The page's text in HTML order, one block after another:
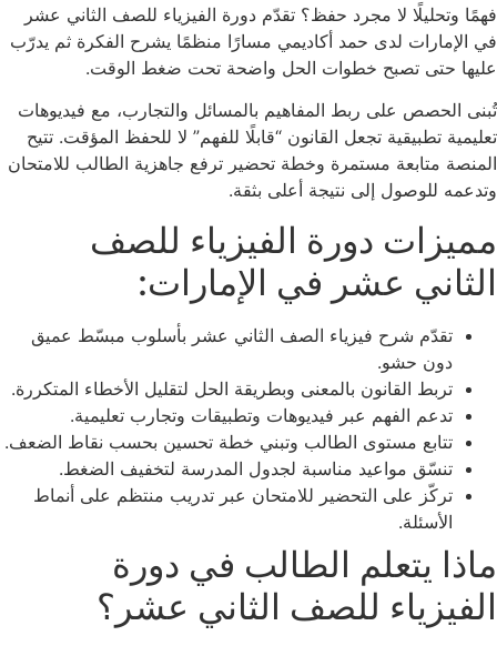
فهمًا وتحليلًا لا مجرد حفظ؟ تقدّم دورة الفيزياء للصف الثاني عشر
في الإمارات لدى حمد أكاديمي مسارًا منظمًا يشرح الفكرة ثم يدرّب
عليها حتى تصبح خطوات الحل واضحة تحت ضغط الوقت.
تُبنى الحصص على ربط المفاهيم بالمسائل والتجارب، مع فيديوهات
تعليمية تطبيقية تجعل القانون “قابلًا للفهم” لا للحفظ المؤقت. تتيح
المنصة متابعة مستمرة وخطة تحضير ترفع جاهزية الطالب للامتحان
وتدعمه للوصول إلى نتيجة أعلى بثقة.
مميزات دورة الفيزياء للصف
الثاني عشر في الإمارات:
تقدّم شرح فيزياء الصف الثاني عشر بأسلوب مبسّط عميق
دون حشو.
تربط القانون بالمعنى وبطريقة الحل لتقليل الأخطاء المتكررة.
تدعم الفهم عبر فيديوهات وتطبيقات وتجارب تعليمية.
تتابع مستوى الطالب وتبني خطة تحسين بحسب نقاط الضعف.
تنسّق مواعيد مناسبة لجدول المدرسة لتخفيف الضغط.
تركّز على التحضير للامتحان عبر تدريب منتظم على أنماط
الأسئلة.
ماذا يتعلم الطالب في دورة
الفيزياء للصف الثاني عشر؟